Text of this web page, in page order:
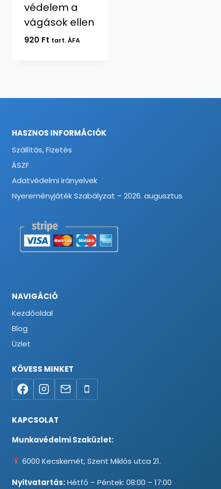
védelem a
vágások ellen
920 Ft tart. ÁFA
HASZNOS INFORMÁCIÓK
Szállítás, Fizetés
ÁSZF
Adatvédelmi irányelvek
Nyereményjáték Szabályzat – 2026. augusztus
NAVIGÁCIÓ
Kezdőoldal
Blog
Üzlet
KÖVESS MINKET
KAPCSOLAT
Munkavédelmi Szaküzlet:
6000 Kecskemét, Szent Miklós utca 21.
Nyitvatartás:Hétfő – Péntek: 08:00 – 17:00